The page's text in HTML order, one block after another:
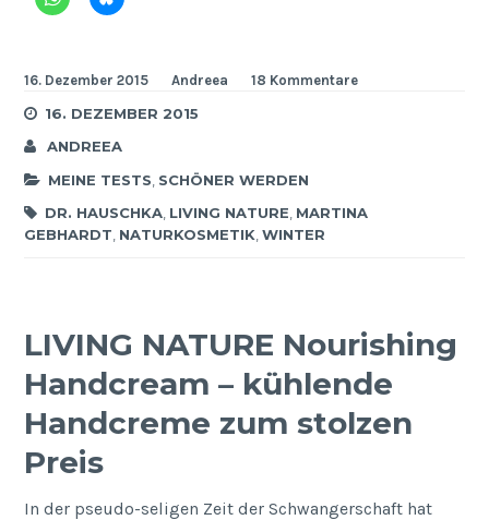
16. Dezember 2015 Andreea 18 Kommentare
16. DEZEMBER 2015
ANDREEA
MEINE TESTS SCHÖNER WERDEN
DR. HAUSCHKA, LIVING NATURE, MARTINA
GEBHARDT, NATURKOSMETIK,WINTER
LIVING NATURE Nourishing
Handcream – kühlende
Handcreme zum stolzen
Preis
In der pseudo-seligen Zeit der Schwangerschaft hat